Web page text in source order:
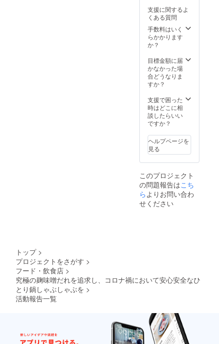
支援に関するよ
くある質問
手数料はいく
らかかります
か？
目標金額に届
かなかった場
合どうなりま
すか？
支援で困った
時はどこに相
談したらいい
ですか？
ヘルプページを
見る
このプロジェクト
の問題報告はこち
ら よりお問い合わ
せください
トップ >
プロジェクトをさがす >
フード・飲食店 >
究極の麹味噌だれを追求し、コロナ禍において安心安全なひ
とり鍋しゃぶしゃぶを >
活動報告一覧